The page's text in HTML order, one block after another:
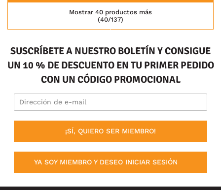
(40/137)
Mostrar 40 productos más
SUSCRÍBETE A NUESTRO BOLETÍN Y CONSIGUE
UN 10 % DE DESCUENTO EN TU PRIMER PEDIDO
CON UN CÓDIGO PROMOCIONAL
¡SÍ, QUIERO SER MIEMBRO!
YA SOY MIEMBRO Y DESEO INICIAR SESIÓN